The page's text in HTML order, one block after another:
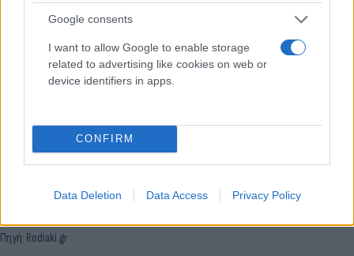
Google consents
I want to allow Google to enable storage
related to advertising like cookies on web or
device identifiers in apps.
CONFIRM
Data Deletion Data Access Privacy Policy
Πηγή: Rodiaki.gr